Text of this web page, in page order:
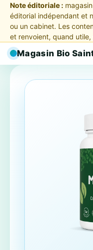
Note éditoriale :
éditorial indépendant et
ou un cabinet. Les
et renvoient, quand
Magasin Bio